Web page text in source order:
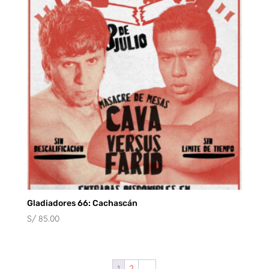
hasta
S/ 80.00
Gladiadores 66: Cachascán
S/85.00